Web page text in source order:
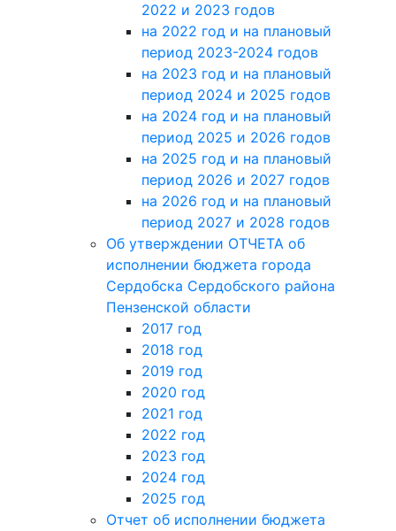
2022 и 2023 годов
на 2022 год и на плановый
период 2023-2024 годов
на 2023 год и на плановый
период 2024 и 2025 годов
на 2024 год и на плановый
период 2025 и 2026 годов
на 2025 год и на плановый
период 2026 и 2027 годов
на 2026 год и на плановый
период 2027 и 2028 годов
Об утверждении ОТЧЕТА об
исполнении бюджета города
Сердобска Сердобского района
Пензенской области
2017 год
2018 год
2019 год
2020 год
2021 год
2022 год
2023 год
2024 год
2025 год
Отчет об исполнении бюджета